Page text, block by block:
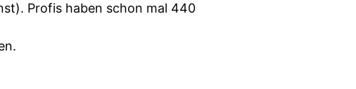
Profis haben schon mal 440